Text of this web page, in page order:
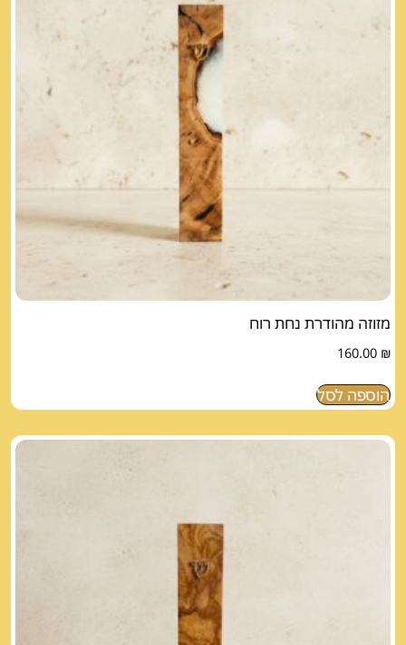
מזוזה מהודרת נחת רוח
160.00 ₪
הוספה לסל